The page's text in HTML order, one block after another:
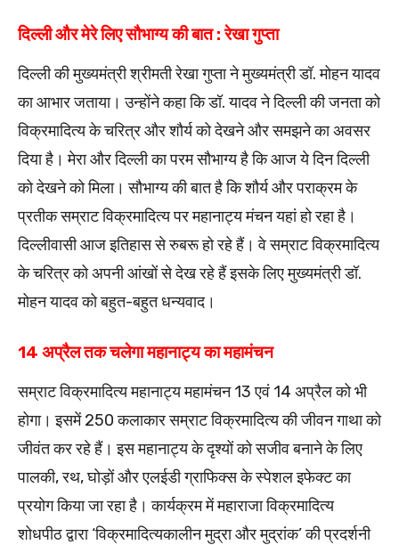
दिल्ली और मेरे लिए सौभाग्य की बात : रेखा गुप्ता
दिल्ली की मुख्यमंत्री श्रीमती रेखा गुप्ता ने मुख्यमंत्री डॉ. मोहन यादव
का आभार जताया। उन्होंने कहा कि डॉ. यादव ने दिल्ली की जनता को
विक्रमादित्य के चरित्र और शौर्य को देखने और समझने का अवसर
दिया है। मेरा और दिल्ली का परम सौभाग्य है कि आज ये दिन दिल्ली
को देखने को मिला। सौभाग्य की बात है कि शौर्य और पराक्रम के
प्रतीक सम्राट विक्रमादित्य पर महानाट्य मंचन यहां हो रहा है।
दिल्लीवासी आज इतिहास से रुबरू हो रहे हैं। वे सम्राट विक्रमादित्य
के चरित्र को अपनी आंखों से देख रहे हैं इसके लिए मुख्यमंत्री डॉ.
मोहन यादव को बहुत-बहुत धन्यवाद।
14 अप्रैल तक चलेगा महानाट्य का महामंचन
सम्राट विक्रमादित्य महानाट्य महामंचन 13 एवं 14 अप्रैल को भी
होगा। इसमें 250 कलाकार सम्राट विक्रमादित्य की जीवन गाथा को
जीवंत कर रहे हैं। इस महानाट्य के दृश्यों को सजीव बनाने के लिए
पालकी, रथ, घोड़ों और एलईडी ग्राफिक्स के स्पेशल इफेक्ट का
प्रयोग किया जा रहा है। कार्यक्रम में महाराजा विक्रमादित्य
शोधपीठ द्वारा ‘विक्रमादित्यकालीन मुद्रा और मुद्रांक’ की प्रदर्शनी